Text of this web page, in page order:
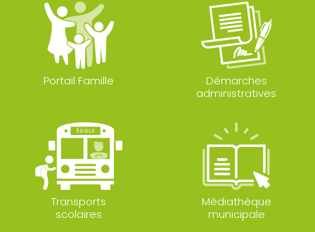
Portail Famille
Démarches
administratives
Transports
scolaires
Médiathèque
municipale